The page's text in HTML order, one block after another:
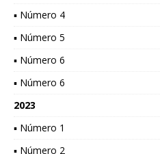
▪ Número 4
▪ Número 5
▪ Número 6
▪ Número 6
2023
▪ Número 1
▪ Número 2